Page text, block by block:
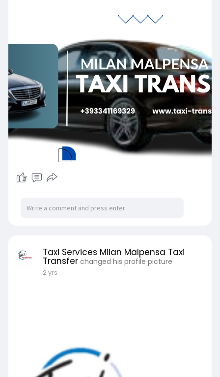
Taxi Services Milan Malpensa Taxi
Transfer changed his profile picture
2 yrs